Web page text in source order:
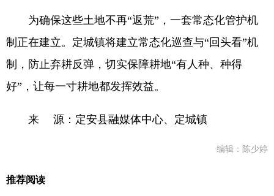
为确保这些土地不再“返荒”，一套常态化管护机
制正在建立。定城镇将建立常态化巡查与“回头看”机
制，防止弃耕反弹，切实保障耕地“有人种、种得
好”，让每一寸耕地都发挥效益。
来 源：定安县融媒体中心、定城镇
编辑：陈少婷
推荐阅读